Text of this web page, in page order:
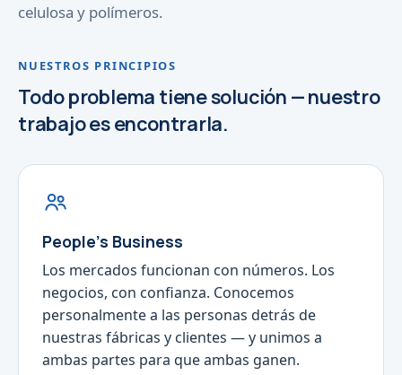
celulosa y polímeros.
NUESTROS PRINCIPIOS
Todo problema tiene solución — nuestro
trabajo es encontrarla.
People's Business
Los mercados funcionan con números. Los
negocios, con confianza. Conocemos
personalmente a las personas detrás de
nuestras fábricas y clientes — y unimos a
ambas partes para que ambas ganen.